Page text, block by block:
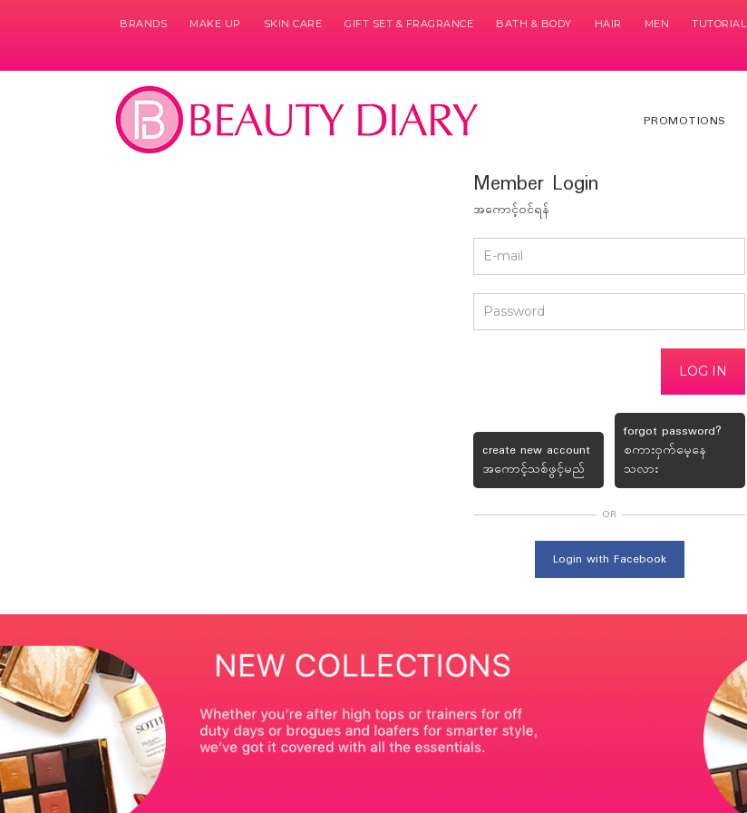
BRANDS MAKE UP SKIN CARE GIFT SET & FRAGRANCE BATH & BODY HAIR MEN TUTORIAL
PROMOTIONS
Member Login
အကောင့်၀င်ရန်
E-mail*
Password*
create new account
အကောင့်သစ်ဖွင့်မည်
forgot password?
စကား၀ှက်မေ့နေ
သလား
OR
Login with Facebook